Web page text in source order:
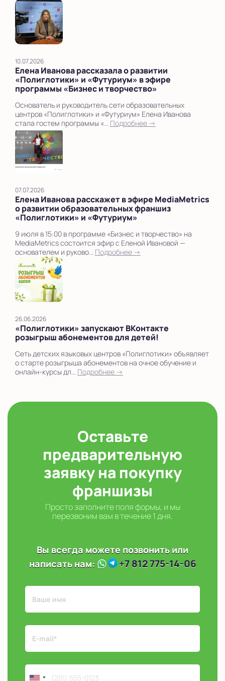
10.07.2026
Елена Иванова рассказала о развитии
«Полиглотики» и «Футуриум» в эфире
программы «Бизнес и творчество»
Основатель и руководитель сети образовательных
центров «Полиглотики» и «Футуриум» Елена Иванова
стала гостем программы «... Подробнее →
07.07.2026
Елена Иванова расскажет в эфире MediaMetrics
о развитии образовательных франшиз
«Полиглотики» и «Футуриум»
9 июля в 15:00 в программе «Бизнес и творчество» на
MediaMetrics состоится эфир с Еленой Ивановой —
основателем и руково... Подробнее →
26.06.2026
«Полиглотики» запускают ВКонтакте
розыгрыш абонементов для детей!
Сеть детских языковых центров «Полиглотики» объявляет
о старте розыгрыша абонементов на очное обучение и
онлайн-курсы дл... Подробнее →
Оставьте
предварительную
заявку на покупку
франшизы
Просто заполните поля формы, и мы
перезвоним вам в течение 1 дня.
Вы всегда можете позвонить или
написать нам:
+7 812 775-14-06